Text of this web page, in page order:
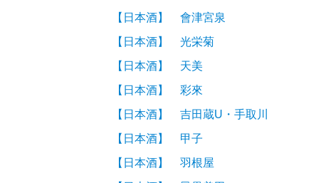
【日本酒】 會津宮泉
【日本酒】 光栄菊
【日本酒】 天美
【日本酒】 彩來
【日本酒】 吉田蔵U・手取川
【日本酒】 甲子
【日本酒】 羽根屋